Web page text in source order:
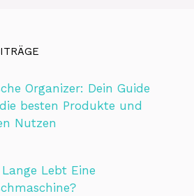
Organizer: Dein Guide
besten Produkte und
Nutzen
Lange Lebt Eine